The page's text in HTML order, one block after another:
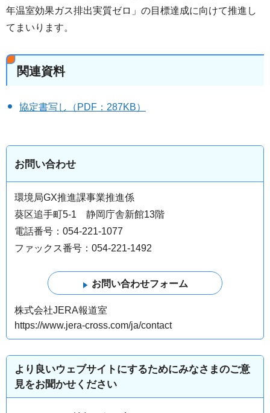
年温室効果ガス排出実質ゼロ」の目標達成に向けて推進し
てまいります。
関連資料
協定書写し（PDF：287KB）
お問い合わせ
環境局GX推進課事業推進係
葵区追手町5-1 静岡庁舎新館13階
電話番号：054-221-1077
ファックス番号：054-221-1492
株式会社JERA報道室
https://www.jera-cross.com/ja/contact
より良いウェブサイトにするためにみなさまのご意
見をお聞かせください